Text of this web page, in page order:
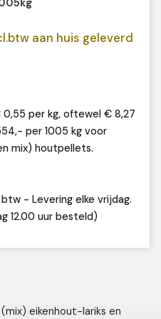
aan huis geleverd
per kg, oftewel € 8,27
per 1005 kg voor
mix) houtpellets.
- Levering elke vrijdag.
12.00 uur besteld)
eikenhout-lariks en